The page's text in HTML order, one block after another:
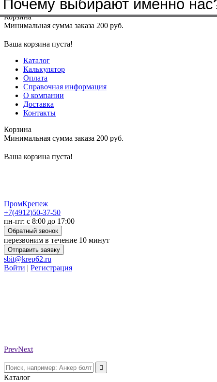
Меню+7(4912)50-37-50sbit@krep62.ru
Корзина
Минимальная сумма заказа 200 руб.
Ваша корзина пуста!
Каталог
Калькулятор
Оплата
Справочная информация
О компании
Доставка
Контакты
Корзина
Минимальная сумма заказа 200 руб.
Ваша корзина пуста!
ПромКрепеж
+7(4912)50-37-50
пн-пт: с 8:00 до 17:00
Обратный звонок
перезвоним в течение 10 минут
Отправить заявку
sbit@krep62.ru
Войти | Регистрация
PrevNext
Каталог
Почему выбирают именно